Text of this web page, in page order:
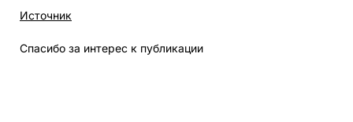
Источник
Спасибо за интерес к публикации